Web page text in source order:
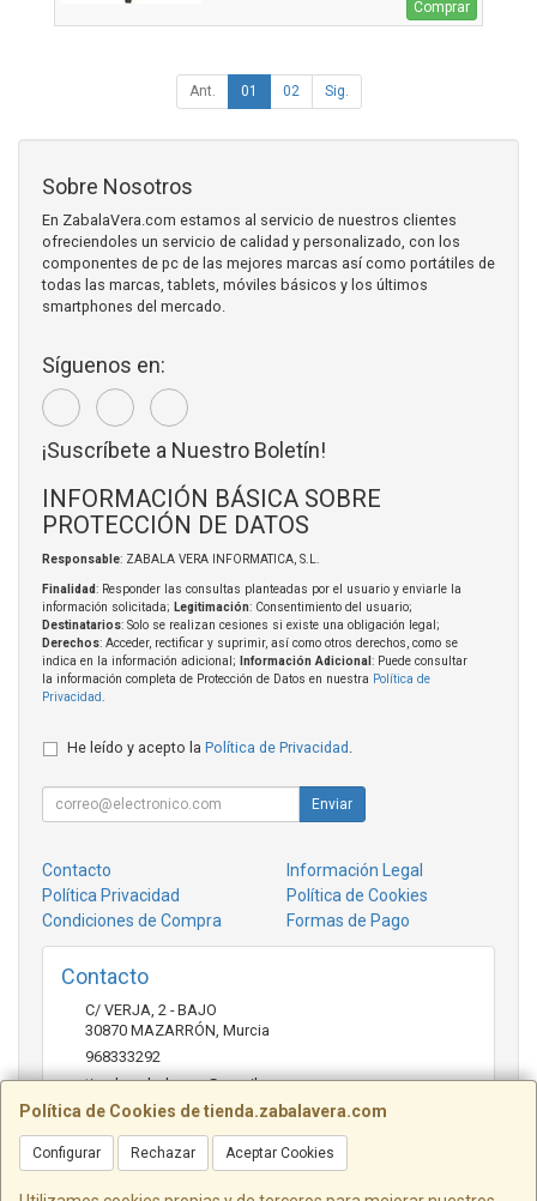
Comprar
Ant. 01 02 Sig.
Política de Cookies de tienda.zabalavera.com
Configurar Rechazar Aceptar Cookies
Sobre Nosotros
En ZabalaVera.com estamos al servicio de nuestros clientes
ofreciendoles un servicio de calidad y personalizado, con los
componentes de pc de las mejores marcas así como portátiles de
todas las marcas, tablets, móviles básicos y los últimos
smartphones del mercado.
Síguenos en:
¡Suscríbete a Nuestro Boletín!
INFORMACIÓN BÁSICA SOBRE
PROTECCIÓN DE DATOS
Responsable: ZABALA VERA INFORMATICA, S.L.
Finalidad: Responder las consultas planteadas por el usuario y enviarle la
información solicitada; Legitimación: Consentimiento del usuario;
Destinatarios: Solo se realizan cesiones si existe una obligación legal;
Derechos: Acceder, rectificar y suprimir, así como otros derechos, como se
indica en la información adicional;
Información Adicional : Puede consultar
la información completa de Protección de Datos en nuestra Política de
Privacidad.
He leído y acepto la Política de Privacidad .
Enviar
Contacto
Información Legal
Política Privacidad
Política de Cookies
Condiciones de Compra
Formas de Pago
Contacto
C/ VERJA, 2 - BAJO
30870 MAZARRÓN, Murcia
968333292
tienda.zabalavera@gmail.com
Horario
9:30-14:00 y 17:30-20:00